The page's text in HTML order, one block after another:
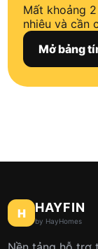
Mất khoảng
nhiêu và cần
Mở bảng
H HAYFIN
by HayHomes